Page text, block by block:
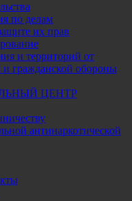
по делам
их прав
и территорий от
гражданской обороны
ЦЕНТР
антинаркотической